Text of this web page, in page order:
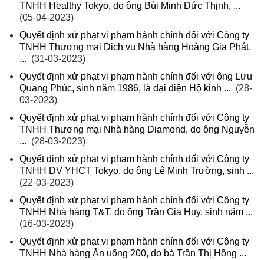
TNHH Healthy Tokyo, do ông Bùi Minh Đức Thịnh, ...
(05-04-2023)
Quyết định xử phạt vi phạm hành chính đối với Công ty
TNHH Thương mại Dịch vụ Nhà hàng Hoàng Gia Phát,
... (31-03-2023)
Quyết định xử phạt vi phạm hành chính đối với ông Lưu
Quang Phúc, sinh năm 1986, là đại diện Hộ kinh ... (28-
03-2023)
Quyết định xử phạt vi phạm hành chính đối với Công ty
TNHH Thương mại Nhà hàng Diamond, do ông Nguyễn
... (28-03-2023)
Quyết định xử phạt vi phạm hành chính đối với Công ty
TNHH DV YHCT Tokyo, do ông Lê Minh Trường, sinh ...
(22-03-2023)
Quyết định xử phạt vi phạm hành chính đối với Công ty
TNHH Nhà hàng T&T, do ông Trần Gia Huy, sinh năm ...
(16-03-2023)
Quyết định xử phạt vi phạm hành chính đối với Công ty
TNHH Nhà hàng Ăn uống 200, do bà Trần Thị Hồng ...